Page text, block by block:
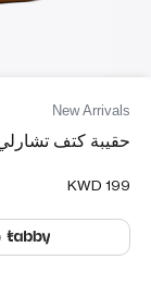
New Arrivals
حقيبة كتف